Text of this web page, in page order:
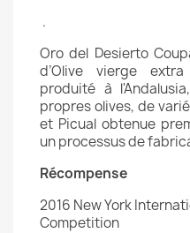
.
Oro del Desierto
d’Olive vierge
produité à
propres olives, de
et Picual obtenue
un processus de
Récompense
2016 New York
Competition